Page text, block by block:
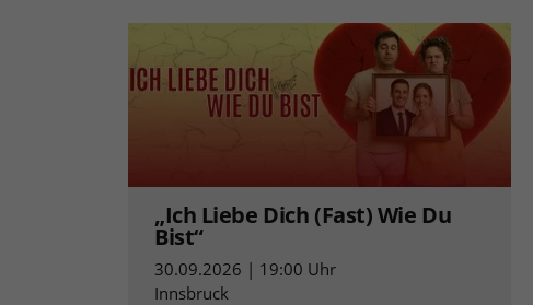
„Ich Liebe Dich (Fast) Wie Du
Bist“
30.09.2026 | 19:00 Uhr
Innsbruck